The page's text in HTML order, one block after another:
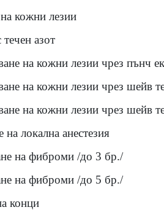
кожни лезии
азот
на кожни лезии чрез пънч
на кожни лезии чрез шейв
на кожни лезии чрез шейв
на локална анестезия
на фиброми /до 3 бр./
на фиброми /до 5 бр./
конци